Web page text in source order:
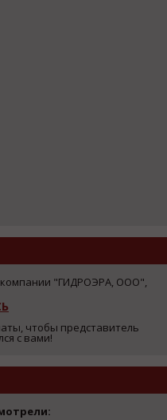
"ГИДРОЭРА, ООО",
чтобы представитель
с вами!